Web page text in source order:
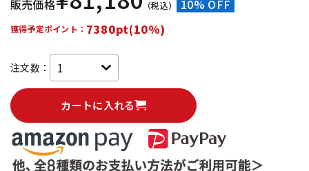
販売価格 （税込） 10% OFF
獲得予定ポイント： 7380pt(10%)
注文数：
カートに入れる